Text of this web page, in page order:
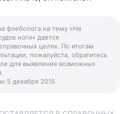
флеболога на тему «Не
ноги» дается
целях. По итогам
пожалуйста, обратитесь
для выявления возможных
5 декабря 2015